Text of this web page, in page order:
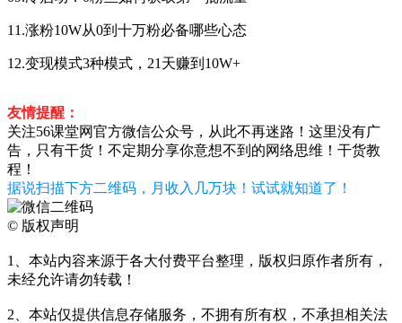
11.涨粉10W从0到十万粉必备哪些心态
12.变现模式3种模式，21天赚到10W+
友情提醒：
关注56课堂网官方微信公众号，从此不再迷路！这里没有广
告，只有干货！不定期分享你意想不到的网络思维！干货教
程！
据说扫描下方二维码，月收入几万块！试试就知道了！
© 版权声明
1、本站内容来源于各大付费平台整理，版权归原作者所有，
未经允许请勿转载！
2、本站仅提供信息存储服务，不拥有所有权，不承担相关法